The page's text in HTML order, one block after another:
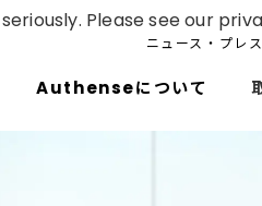
ニュース・プレ
Authenseについて
Please see our